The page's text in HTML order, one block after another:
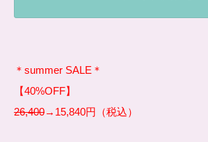
＊summer SALE＊
【40%OFF】
26,400→15,840円（税込）